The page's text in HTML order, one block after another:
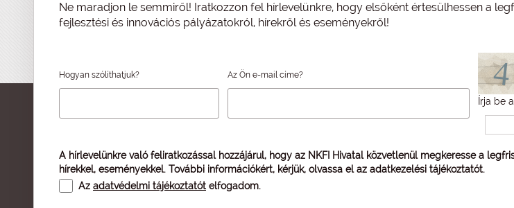
Ne maradjon le semmiről! Iratkozzon fel hírlevelünkre, hogy elsőként értesülhessen a
fejlesztési és innovációs pályázatokról, hírekről és eseményekről!
Hogyan szólíthatjuk? Az Ön e-mail címe?
Írja be
A hírlevelünkre való feliratkozással hozzájárul, hogy az NKFI Hivatal közvetlenül megkeresse a
hírekkel, eseményekkel. További információkért, kérjük, olvassa el az adatkezelési tájékoztatót.
Az adatvédelmi tájékoztatót elfogadom.